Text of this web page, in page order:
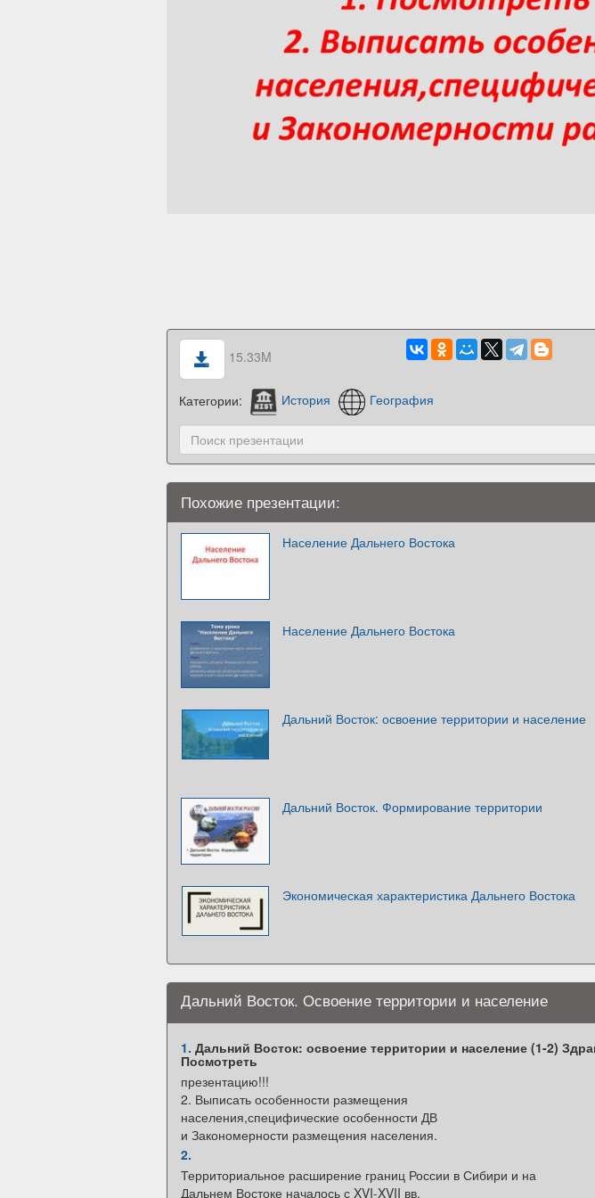
15.33M
Категории: История География
Похожие презентации:
Население Дальнего Востока
Население Дальнего Востока
Дальний Восток: освоение территории и население
Дальний Восток. Формирование территории
Экономическая характеристика Дальнего Востока
Дальний Восток. Освоение территории и население
1. Дальний Восток: освоение территории и население (1-2)
Посмотреть
презентацию!!!
2. Выписать особенности размещения
населения,специфические особенности ДВ
и Закономерности размещения населения.
2.
Территориальное расширение границ России в Сибири и на
Дальнем Востоке началось с XVI-XVII вв.